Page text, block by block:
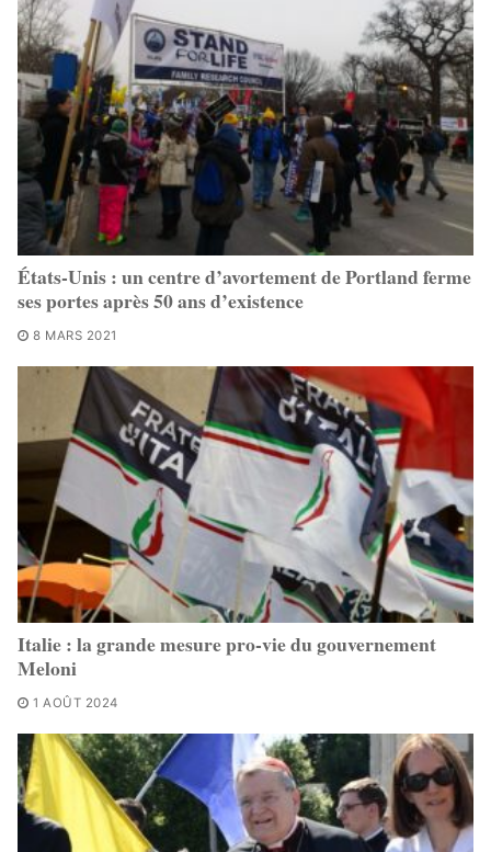
États-Unis : un centre d’avortement de Portland ferme
ses portes après 50 ans d’existence
8 MARS 2021
Italie : la grande mesure pro-vie du gouvernement
Meloni
1 AOÛT 2024